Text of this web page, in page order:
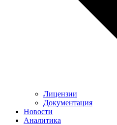
Лицензии
Документация
Новости
Аналитика